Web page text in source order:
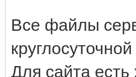
Все файлы
Для сайта